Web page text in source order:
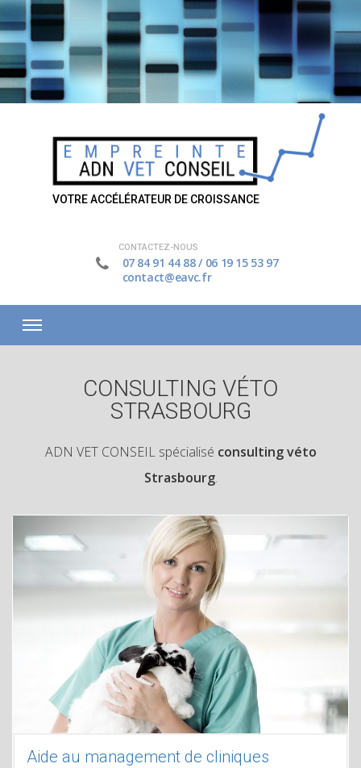
VOTRE ACCÉLÉRATEUR DE CROISSANCE
CONTACTEZ-NOUS
07 84 91 44 88/ 06 19 15 53 97
contact@eavc.fr
CONSULTING VÉTO
STRASBOURG
ADN VET CONSEIL spécialisé consulting véto
Strasbourg.
Aide au management de cliniques